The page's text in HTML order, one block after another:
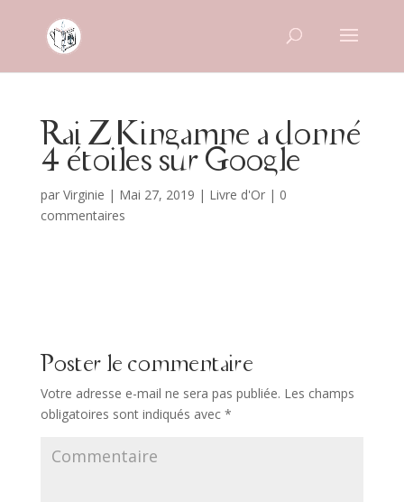
Rai Z Kingamne a donné
4 étoiles sur Google
par Virginie | Mai 27, 2019 | Livre d'Or| 0
commentaires
Poster le commentaire
Votre adresse e-mail ne sera pas publiée. Les champs
obligatoires sont indiqués avec *